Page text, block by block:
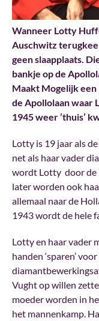
Wanneer Lotty
Auschwitz
geen slaapplaats.
bankje op de
Maakt Mogelijk een
de Apollolaan waar
1945 weer ’thuis’
Lotty is 19 jaar als
net als haar vader
wordt Lotty door de
later worden ook
allemaal naar de
1943 wordt de hele
Lotty en haar vader
handen ‘sparen’
Vught op willen
moeder worden in
het mannenkamp.